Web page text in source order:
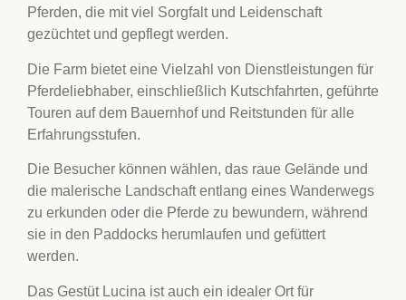
Pferden, die mit viel Sorgfalt und Leidenschaft
gezüchtet und gepflegt werden.
Die Farm bietet eine Vielzahl von Dienstleistungen für
Pferdeliebhaber, einschließlich Kutschfahrten, geführte
Touren auf dem Bauernhof und Reitstunden für alle
Erfahrungsstufen.
Die Besucher können wählen, das raue Gelände und
die malerische Landschaft entlang eines Wanderwegs
zu erkunden oder die Pferde zu bewundern, während
sie in den Paddocks herumlaufen und gefüttert
werden.
Das Gestüt Lucina ist auch ein idealer Ort für